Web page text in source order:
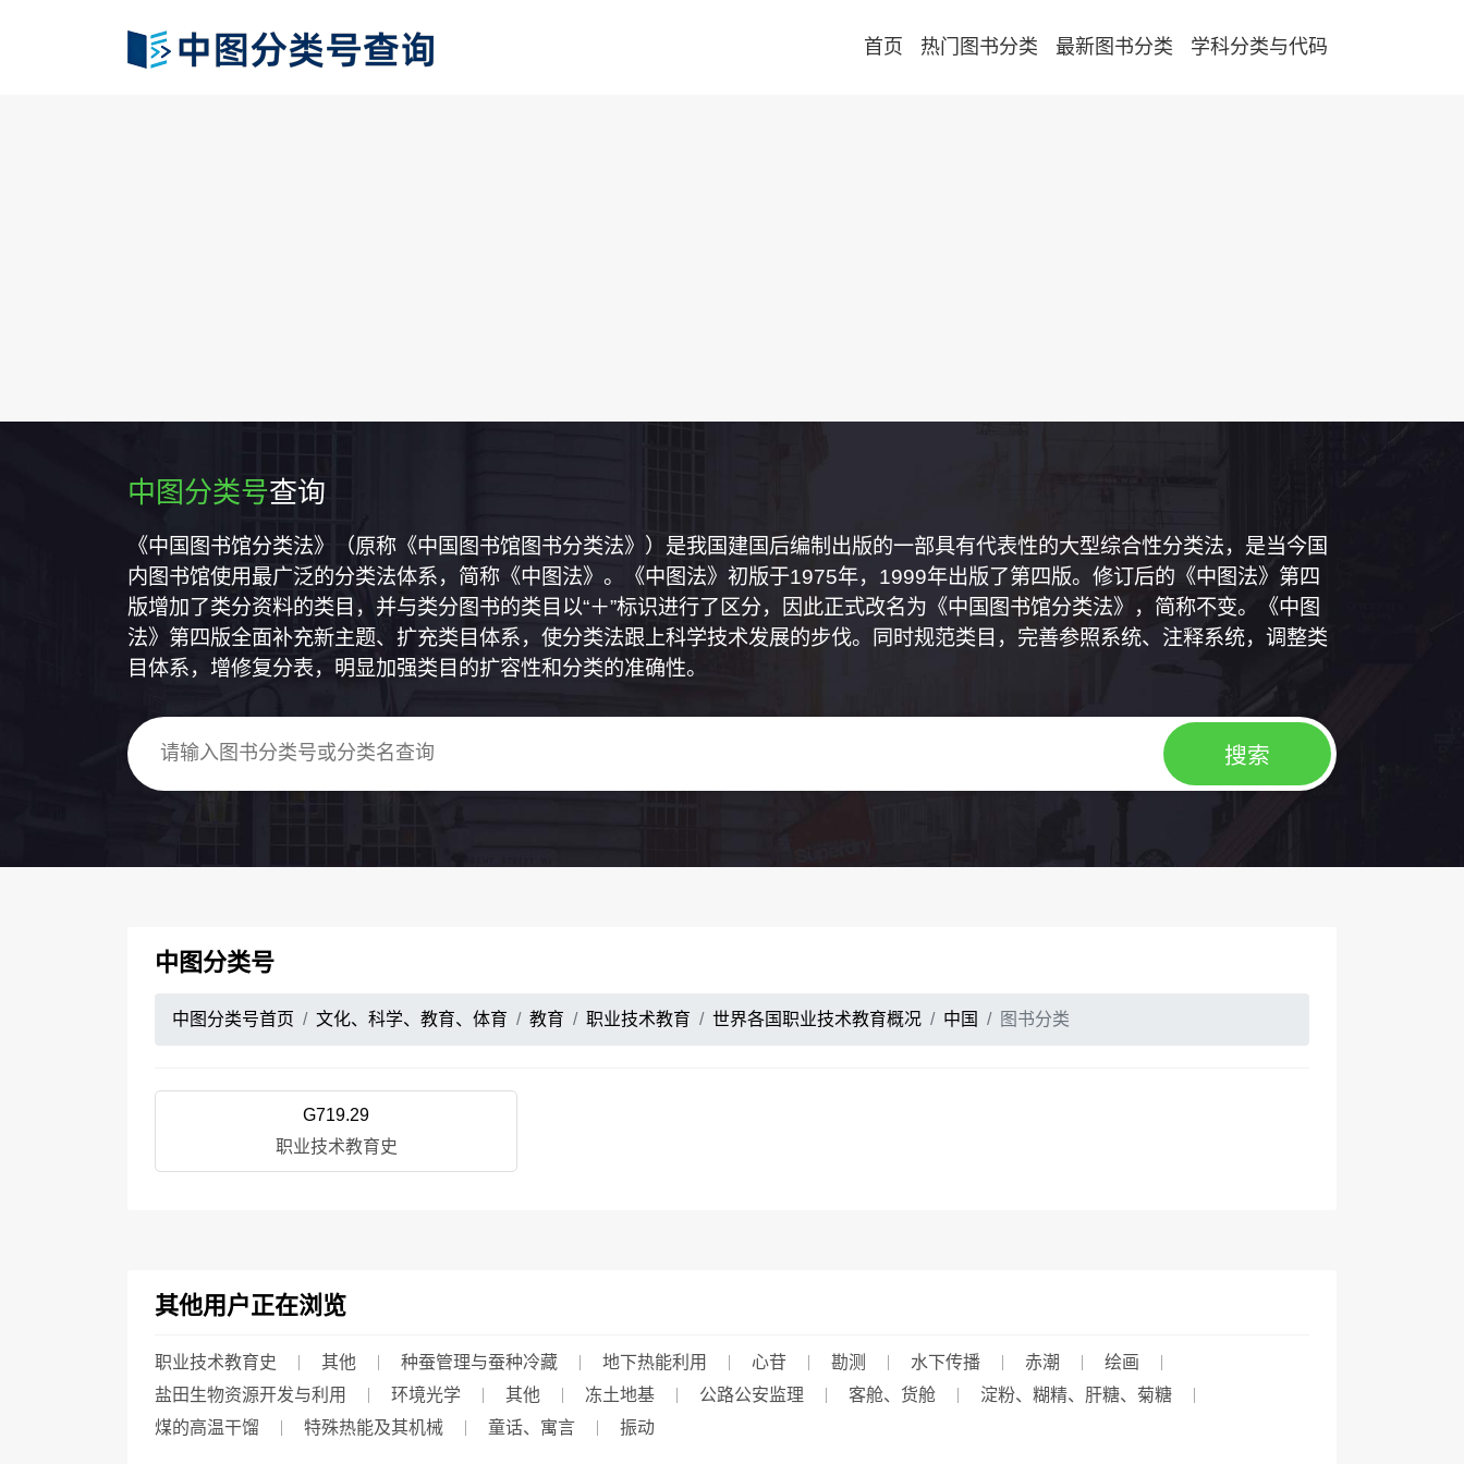
首页 热门图书分类 最新图书分类 学科分类与代码
中图分类号查询
《中国图书馆分类法》（原称《中国图书馆图书分类法》）是我国建国后编制出版的一部具有代表性的大型综合性分类法，是当今国
内图书馆使用最广泛的分类法体系，简称《中图法》。《中图法》初版于1975年，1999年出版了第四版。修订后的《中图法》第四
版增加了类分资料的类目，并与类分图书的类目以“＋”标识进行了区分，因此正式改名为《中国图书馆分类法》，简称不变。《中图
法》第四版全面补充新主题、扩充类目体系，使分类法跟上科学技术发展的步伐。同时规范类目，完善参照系统、注释系统，调整类
目体系，增修复分表，明显加强类目的扩容性和分类的准确性。
中图分类号
中图分类号首页 文化、科学、教育、体育 教育 职业技术教育 世界各国职业技术教育概况 中国 图书分类
G719.29
职业技术教育史
其他用户正在浏览
职业技术教育史 其他 种蚕管理与蚕种冷藏 地下热能利用 心苷 勘测 水下传播 赤潮
绘画
盐田生物资源开发与利用
环境光学 其他 冻土地基 公路公安监理 客舱、货舱
淀粉、糊精、肝糖、菊糖
煤的高温干馏
特殊热能及其机械 童话、寓言 振动